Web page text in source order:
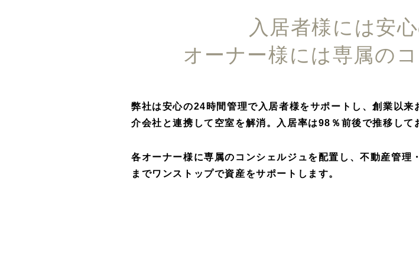
入居者様には安
オーナー様には専属の
弊社は安心の24時間管理で入居者様をサポートし、創業以
介会社と連携して空室を解消。入居率は98％前後で推移して
各オーナー様に専属のコンシェルジュを配置し、不動産管理
までワンストップで資産をサポートします。